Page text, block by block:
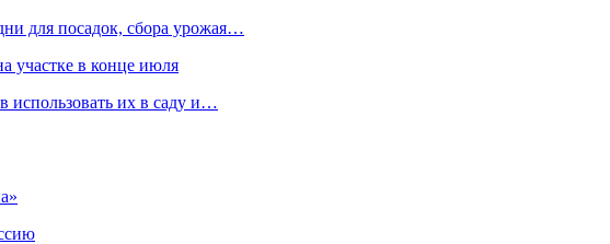
для посадок, сбора урожая…
участке в конце июля
использовать их в саду и…